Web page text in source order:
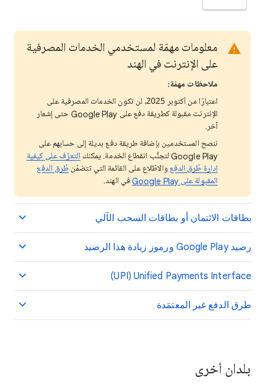
معلومات مهمّة لمستخدمي الخدمات المصرفية
على الإنترنت في الهند
ملاحظات مهمّة:
اعتبارًا من أكتوبر 2025، لن تكون الخدمات المصرفية على
الإنترنت مقبولة كطريقة دفع على Google Play حتى إشعار
آخر.
ننصح المستخدمين بإضافة طريقة دفع بديلة إلى حسابهم على
Google Play لتجنُّب انقطاع الخدمة. يمكنك
التعرّف على كيفية
إدارة طُرق الدفع والاطّلاع على القائمة التي تتضمّن طُرق الدفع
المقبولة على Google Play
في الهند.
بطاقات الائتمان أو بطاقات السحب الآلي
رصيد Google Play ورموز زيادة هذا الرصيد
Unified Payments Interface ‏(UPI)
طرق الدفع غير المعتمَدة
بلدان أخرى